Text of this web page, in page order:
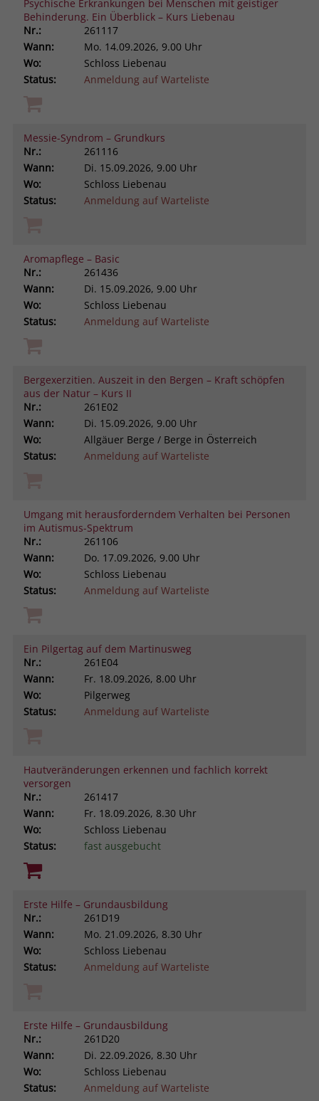
Psychische Erkrankungen bei Menschen mit geistiger
Behinderung. Ein Überblick – Kurs Liebenau
Nr.:
261117
Wann:
Mo. 14.09.2026, 9.00 Uhr
Wo:
Schloss Liebenau
Status:
Anmeldung auf Warteliste
Messie-Syndrom – Grundkurs
Nr.:
261116
Wann:
Di. 15.09.2026, 9.00 Uhr
Wo:
Schloss Liebenau
Status:
Anmeldung auf Warteliste
Aromapflege – Basic
Nr.:
261436
Wann:
Di. 15.09.2026, 9.00 Uhr
Wo:
Schloss Liebenau
Status:
Anmeldung auf Warteliste
Bergexerzitien. Auszeit in den Bergen – Kraft schöpfen
aus der Natur – Kurs II
Nr.:
261E02
Wann:
Di. 15.09.2026, 9.00 Uhr
Wo:
Allgäuer Berge / Berge in Österreich
Status:
Anmeldung auf Warteliste
Umgang mit herausforderndem Verhalten bei Personen
im Autismus-Spektrum
Nr.:
261106
Wann:
Do. 17.09.2026, 9.00 Uhr
Wo:
Schloss Liebenau
Status:
Anmeldung auf Warteliste
Ein Pilgertag auf dem Martinusweg
Nr.:
261E04
Wann:
Fr. 18.09.2026, 8.00 Uhr
Wo:
Pilgerweg
Status:
Anmeldung auf Warteliste
Hautveränderungen erkennen und fachlich korrekt
versorgen
Nr.:
261417
Wann:
Fr. 18.09.2026, 8.30 Uhr
Wo:
Schloss Liebenau
Status:
fast ausgebucht
Erste Hilfe – Grundausbildung
Nr.:
261D19
Wann:
Mo. 21.09.2026, 8.30 Uhr
Wo:
Schloss Liebenau
Status:
Anmeldung auf Warteliste
Erste Hilfe – Grundausbildung
Nr.:
261D20
Wann:
Di. 22.09.2026, 8.30 Uhr
Wo:
Schloss Liebenau
Status:
Anmeldung auf Warteliste